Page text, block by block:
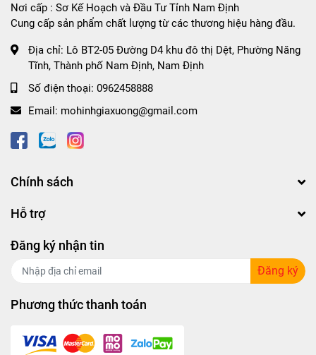
Nơi cấp : Sơ Kế Hoạch và Đầu Tư Tỉnh Nam Định
Cung cấp sản phẩm chất lượng từ các thương hiệu hàng đầu.
Địa chỉ: Lô BT2-05 Đường D4 khu đô thị Dệt, Phường Năng
Tĩnh, Thành phố Nam Định, Nam Định
Số điện thoại: 0962458888
Email: mohinhgiaxuong@gmail.com
Chính sách
Hỗ trợ
Đăng ký nhận tin
Đăng ký
Phương thức thanh toán